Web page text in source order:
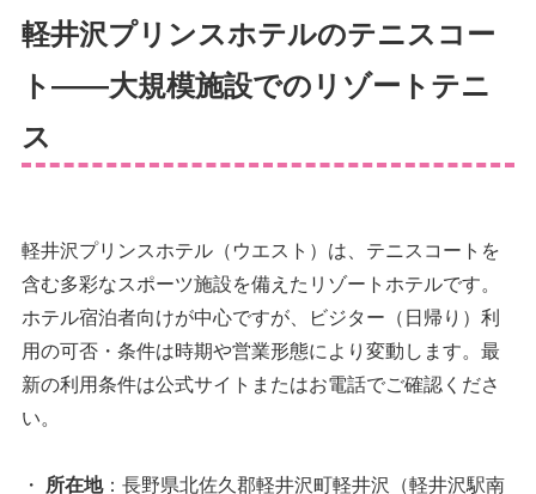
軽井沢プリンスホテルのテニスコー
ト——大規模施設でのリゾートテニ
ス
軽井沢プリンスホテル（ウエスト）は、テニスコートを
含む多彩なスポーツ施設を備えたリゾートホテルです。
ホテル宿泊者向けが中心ですが、ビジター（日帰り）利
用の可否・条件は時期や営業形態により変動します。最
新の利用条件は公式サイトまたはお電話でご確認くださ
い。
・ 所在地：長野県北佐久郡軽井沢町軽井沢（軽井沢駅南